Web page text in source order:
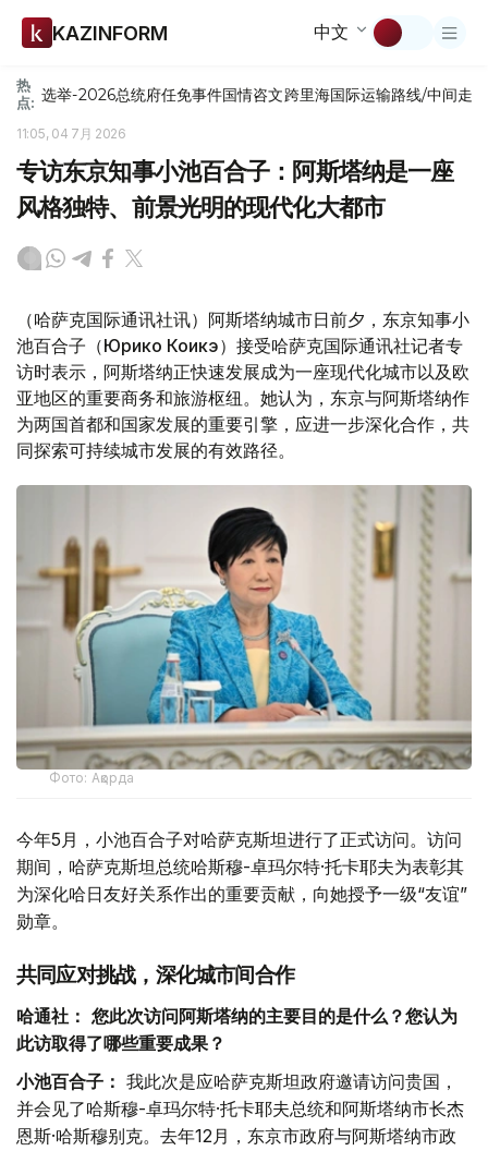
KAZINFORM 中文
热
点: 选举-2026总统府任免事件国情咨文跨里海国际运输路线/中间走廊
11:05, 04 7月 2026
专访东京知事小池百合子：阿斯塔纳是一座
风格独特、前景光明的现代化大都市
（哈萨克国际通讯社讯）阿斯塔纳城市日前夕，东京知事小
池百合子（Юрико Коикэ）接受哈萨克国际通讯社记者专
访时表示，阿斯塔纳正快速发展成为一座现代化城市以及欧
亚地区的重要商务和旅游枢纽。她认为，东京与阿斯塔纳作
为两国首都和国家发展的重要引擎，应进一步深化合作，共
同探索可持续城市发展的有效路径。
Фото: Ақорда
今年5月，小池百合子对哈萨克斯坦进行了正式访问。访问
期间，哈萨克斯坦总统哈斯穆-卓玛尔特·托卡耶夫为表彰其
为深化哈日友好关系作出的重要贡献，向她授予一级“友谊”
勋章。
共同应对挑战，深化城市间合作
哈通社： 您此次访问阿斯塔纳的主要目的是什么？您认为
此访取得了哪些重要成果？
小池百合子： 我此次是应哈萨克斯坦政府邀请访问贵国，
并会见了哈斯穆-卓玛尔特·托卡耶夫总统和阿斯塔纳市长杰
恩斯·哈斯穆别克。去年12月，东京市政府与阿斯塔纳市政